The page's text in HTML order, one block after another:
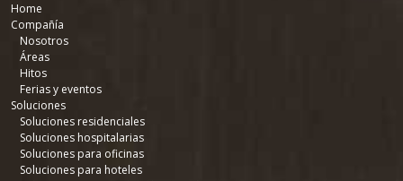
Home
Compañía
Nosotros
Áreas
Hitos
Ferias y eventos
Soluciones
Soluciones residenciales
Soluciones hospitalarias
Soluciones para oficinas
Soluciones para hoteles